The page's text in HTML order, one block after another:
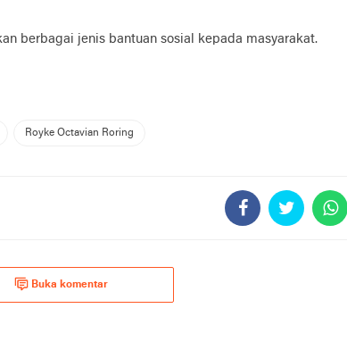
berbagai jenis bantuan sosial kepada masyarakat.
Royke Octavian Roring
Buka komentar